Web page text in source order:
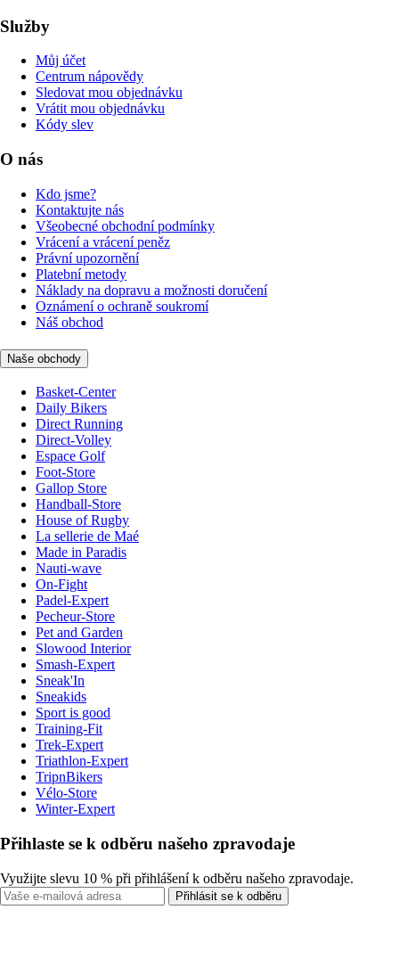
Služby
Můj účet
Centrum nápovědy
Sledovat mou objednávku
Vrátit mou objednávku
Kódy slev
O nás
Kdo jsme?
Kontaktujte nás
Všeobecné obchodní podmínky
Vrácení a vrácení peněz
Právní upozornění
Platební metody
Náklady na dopravu a možnosti doručení
Oznámení o ochraně soukromí
Náš obchod
Naše obchody
Basket-Center
Daily Bikers
Direct Running
Direct-Volley
Espace Golf
Foot-Store
Gallop Store
Handball-Store
House of Rugby
La sellerie de Maé
Made in Paradis
Nauti-wave
On-Fight
Padel-Expert
Pecheur-Store
Pet and Garden
Slowood Interior
Smash-Expert
Sneak'In
Sneakids
Sport is good
Training-Fit
Trek-Expert
Triathlon-Expert
TripnBikers
Vélo-Store
Winter-Expert
Přihlaste se k odběru našeho zpravodaje
Využijte slevu 10 % při přihlášení k odběru našeho zpravodaje.
Přihlásit se k odběru